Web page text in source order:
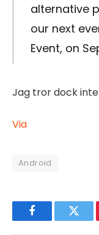
alternative
our next
Event, on
Jag tror dock
Via
Android
Facebook